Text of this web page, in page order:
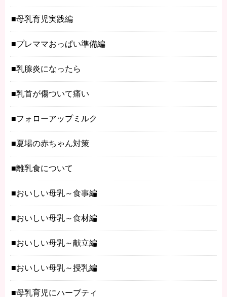
母乳育児実践編
プレママおっぱい準備編
乳腺炎になったら
乳首が傷ついて痛い
フォローアップミルク
夏場の赤ちゃん対策
離乳食について
おいしい母乳～食事編
おいしい母乳～食材編
おいしい母乳～献立編
おいしい母乳～授乳編
母乳育児にハーブティ